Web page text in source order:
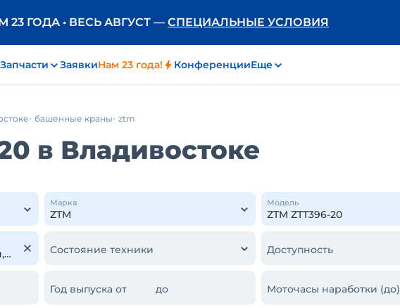
23 ГОДА • ВЕСЬ АВГУСТ — СПЕЦИАЛЬНЫЕ УСЛОВИЯ
Запчасти ЗаявкиНам 23 года! КонференцииЕще
башенные краны ztm
в Владивостоке
Марка Модель
Состояние техники Доступность
Год выпуска от до Моточасы наработки (до)